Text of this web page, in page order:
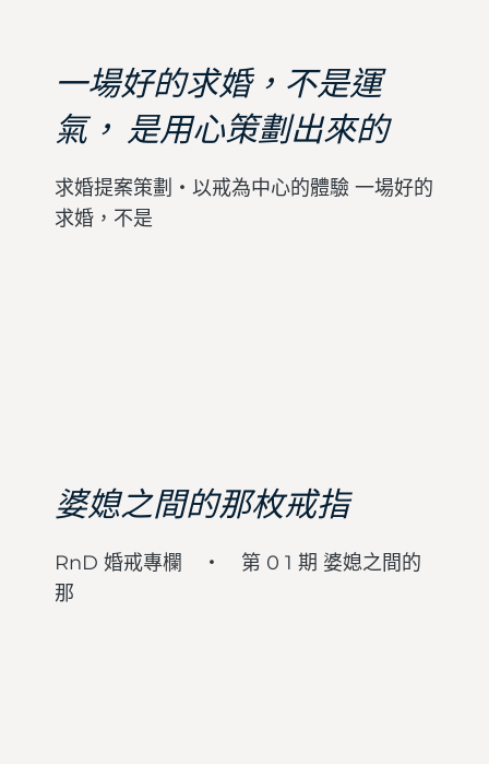
一場好的求婚，不是運
氣， 是用心策劃出來的
求婚提案策劃・以戒為中心的體驗 一場好的
求婚，不是
婆媳之間的那枚戒指
RnD 婚戒專欄 ・ 第 0 1 期 婆媳之間的
那